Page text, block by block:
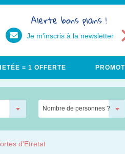
Alerte bons plans !
Je m'inscris à la newsletter
= 1 OFFERTE
Nombre de personnes ?
d'Etretat